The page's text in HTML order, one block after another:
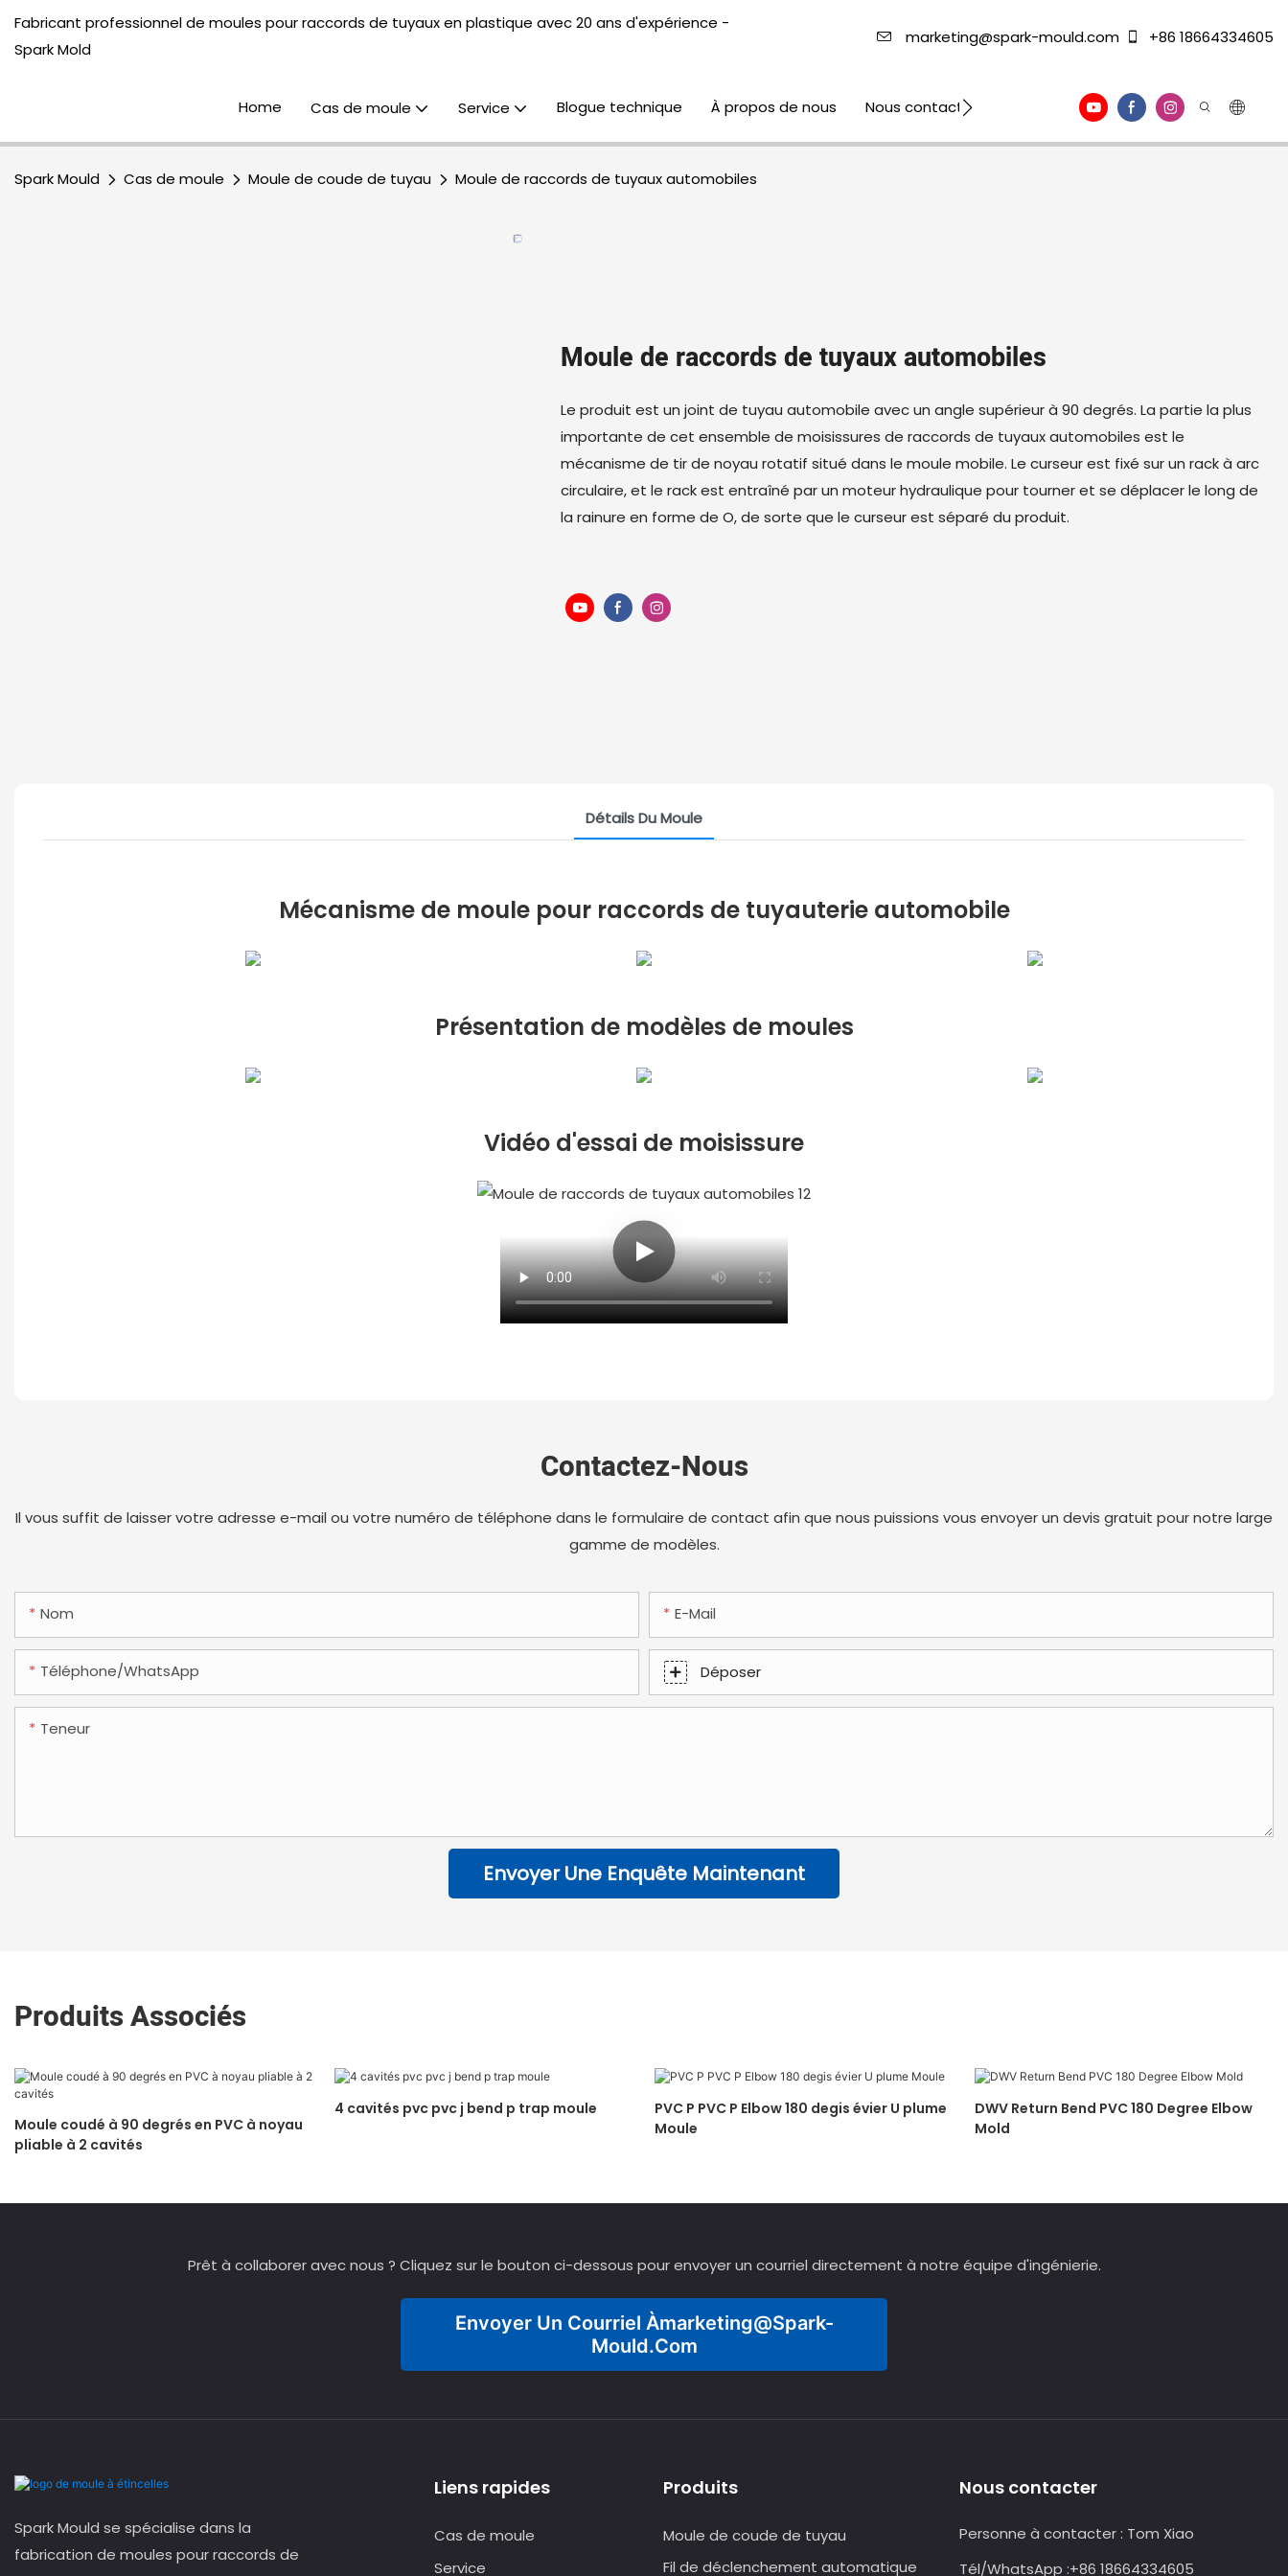
Fabricant professionnel de moules pour raccords de tuyaux en plastique avec 20 ans d'expérience -
Spark Mold
marketing@spark-mould.com +86 18664334605
Home Cas de moule Service Blogue technique À propos de nous Nous contacter
Spark Mould Cas de moule Moule de coude de tuyau Moule de raccords de tuyaux automobiles
Moule de raccords de tuyaux automobiles
Le produit est un joint de tuyau automobile avec un angle supérieur à 90 degrés. La partie la plus
importante de cet ensemble de moisissures de raccords de tuyaux automobiles est le
mécanisme de tir de noyau rotatif situé dans le moule mobile. Le curseur est fixé sur un rack à arc
circulaire, et le rack est entraîné par un moteur hydraulique pour tourner et se déplacer le long de
la rainure en forme de O, de sorte que le curseur est séparé du produit.
Détails Du Moule
Mécanisme de moule pour raccords de tuyauterie automobile
Présentation de modèles de moules
Vidéo d'essai de moisissure
Contactez-Nous
Il vous suffit de laisser votre adresse e-mail ou votre numéro de téléphone dans le formulaire de contact afin que nous puissions vous envoyer un devis gratuit pour notre large
gamme de modèles.
Nom E-Mail
Téléphone/WhatsApp Déposer
Teneur
Envoyer Une Enquête Maintenant
Produits Associés
Moule coudé à 90 degrés en PVC à noyau
pliable à 2 cavités
4 cavités pvc pvc j bend p trap moule
PVC P PVC P Elbow 180 degis évier U plume
Moule
DWV Return Bend PVC 180 Degree Elbow
Mold
Prêt à collaborer avec nous ? Cliquez sur le bouton ci-dessous pour envoyer un courriel directement à notre équipe d'ingénierie.
Envoyer Un Courriel ÀMarketing@spark-
Mould.com
Spark Mould se spécialise dans la
fabrication de moules pour raccords de
Liens rapides
Cas de moule
Service
Produits
Moule de coude de tuyau
Fil de déclenchement automatique
Nous contacter
Personne à contacter : Tom Xiao
Tél/WhatsApp :+86 18664334605